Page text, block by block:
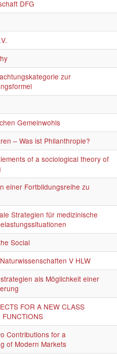
DFG
zur
Gemeinwohls
– Was ist Philanthropie?
of a sociological theory of
einer Fortbildungsreihe zu
Strategien für medizinische
Social
V HLW
als Möglichkeit einer
FOR A NEW CLASS
FUNCTIONS
Contributions for a
of Modern Markets